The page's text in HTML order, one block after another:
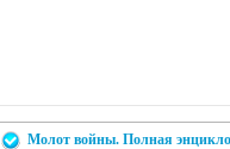
Молот войны. Полная